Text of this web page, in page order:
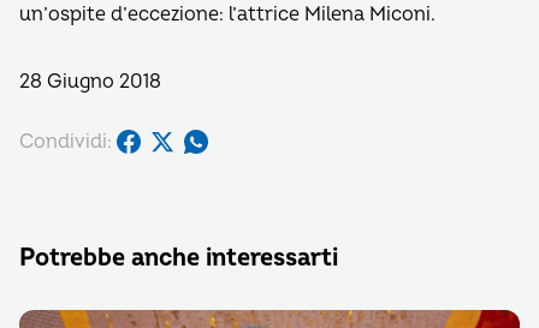
un’ospite d’eccezione: l’attrice Milena Miconi.
28 Giugno 2018
Condividi:
Potrebbe anche interessarti